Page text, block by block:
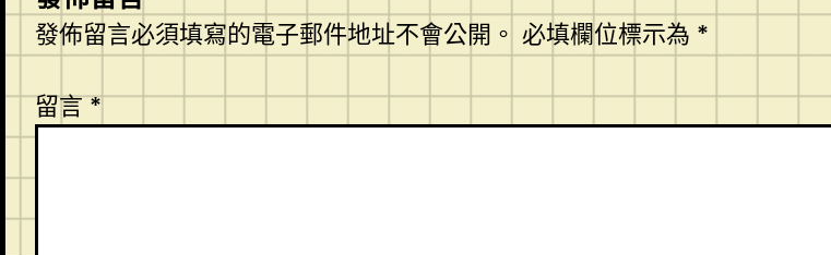
發佈留言必須填寫的電子郵件地址不會公開。 必填欄位標示為 *
留言*